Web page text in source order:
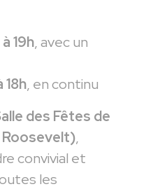
19h, avec un
18h, en continu
des Fêtes de
Roosevelt),
convivial et
les